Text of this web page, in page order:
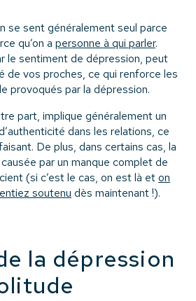
se sent généralement seul parce
qu’on a personne à qui parler.
le sentiment de dépression, peut
de vos proches, ce qui renforce les
provoqués par la dépression.
part, implique généralement un
dans les relations, ce
De plus, dans certains cas, la
par un manque complet de
(si c’est le cas, on est là eton
soutenu dès maintenant !).
la dépression